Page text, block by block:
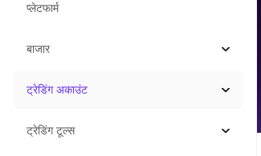
प्लेटफार्म
बाजार
ट्रेडिंग अकाउंट
ट्रेडिंग टूल्स